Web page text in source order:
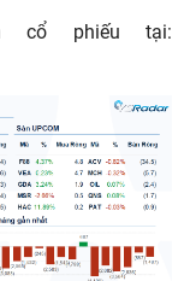
cổ phiếu tại: